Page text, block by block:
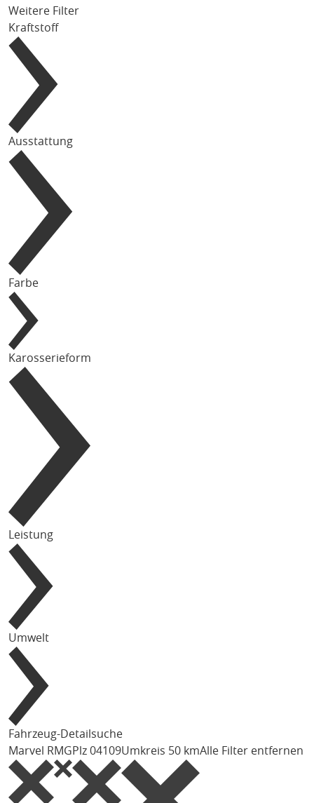
Weitere Filter
Kraftstoff
Ausstattung
Farbe
Karosserieform
Leistung
Umwelt
Fahrzeug-Detailsuche
Marvel RMGPlz 04109Umkreis 50 kmAlle Filter entfernen